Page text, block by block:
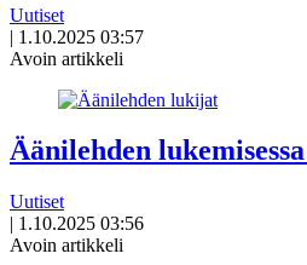
Uutiset
| 1.10.2025 03:57
Avoin artikkeli
Äänilehden
Uutiset
| 1.10.2025 03:56
Avoin artikkeli